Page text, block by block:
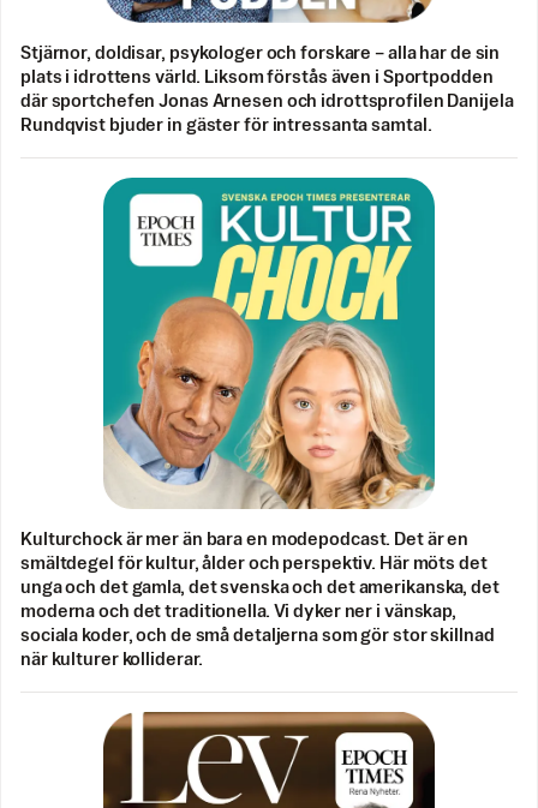
Stjärnor, doldisar, psykologer och forskare – alla har de sin
plats i idrottens värld. Liksom förstås även i Sportpodden
där sportchefen Jonas Arnesen och idrottsprofilen Danijela
Rundqvist bjuder in gäster för intressanta samtal.
Kulturchock är mer än bara en modepodcast. Det är en
smältdegel för kultur, ålder och perspektiv. Här möts det
unga och det gamla, det svenska och det amerikanska, det
moderna och det traditionella. Vi dyker ner i vänskap,
sociala koder, och de små detaljerna som gör stor skillnad
när kulturer kolliderar.